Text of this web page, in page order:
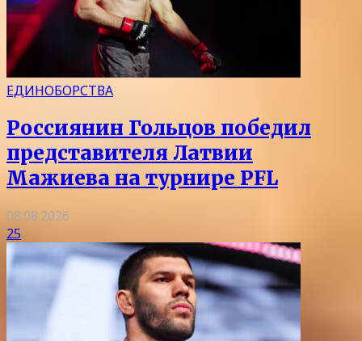
ЕДИНОБОРСТВА
Россиянин Гольцов победил
представителя Латвии
Мажиева на турнире PFL
08.08.2026
25